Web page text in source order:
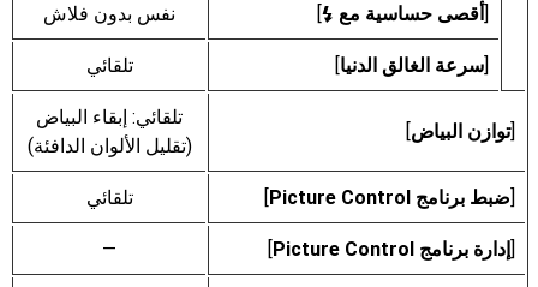
[أقصى حساسية مع c
] نفس بدون فلاش
[سرعة الغالق الدنيا] تلقائي
[توازن البياض]
تلقائي: إبقاء البياض
(تقليل الألوان الدافئة)
[ضبط برنامج Picture Control ] تلقائي
[إدارة برنامج Picture Control ]
—